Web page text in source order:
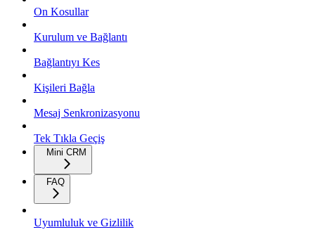
On Kosullar
Kurulum ve Bağlantı
Bağlantıyı Kes
Kişileri Bağla
Mesaj Senkronizasyonu
Tek Tıkla Geçiş
Mini CRM
FAQ
Uyumluluk ve Gizlilik